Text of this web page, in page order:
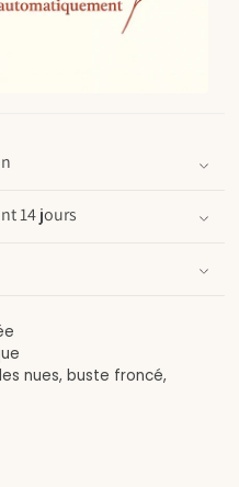
14 jours
nues, buste froncé,